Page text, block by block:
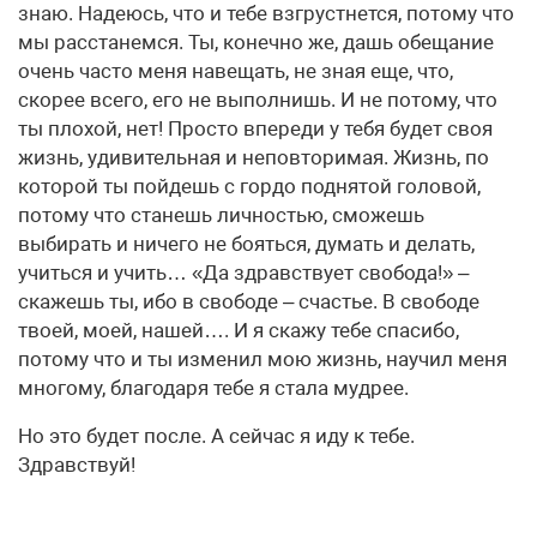
знаю. Надеюсь, что и тебе взгрустнется, потому что
мы расстанемся. Ты, конечно же, дашь обещание
очень часто меня навещать, не зная еще, что,
скорее всего, его не выполнишь. И не потому, что
ты плохой, нет! Просто впереди у тебя будет своя
жизнь, удивительная и неповторимая. Жизнь, по
которой ты пойдешь с гордо поднятой головой,
потому что станешь личностью, сможешь
выбирать и ничего не бояться, думать и делать,
учиться и учить… «Да здравствует свобода!» –
скажешь ты, ибо в свободе – счастье. В свободе
твоей, моей, нашей…. И я скажу тебе спасибо,
потому что и ты изменил мою жизнь, научил меня
многому, благодаря тебе я стала мудрее.
Но это будет после. А сейчас я иду к тебе.
Здравствуй!